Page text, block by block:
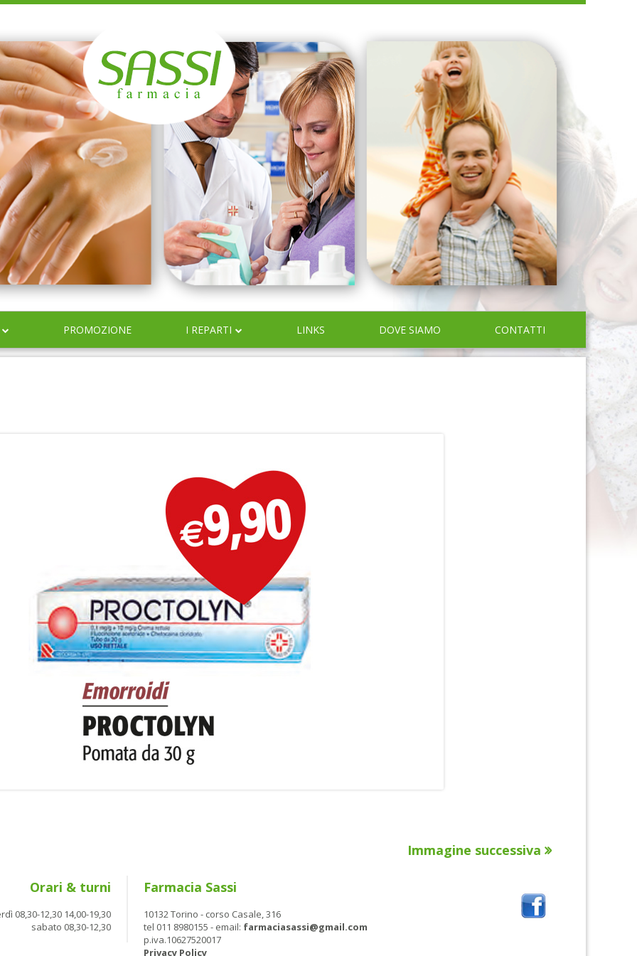
PROMOZIONE I REPARTI
VETERINARIA
LINKS DOVE SIAMO CONTATTI
Immagine successiva
Orari & turni
08,30-12,30 14,00-19,30
sabato 08,30-12,30
Farmacia Sassi
10132 Torino - corso Casale, 316
tel 011 8980155 - email: farmaciasassi@gmail.com
p.iva.10627520017
Privacy Policy